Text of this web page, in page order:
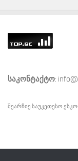
საკონტაქტო:
შეარჩიე საუკეთესო